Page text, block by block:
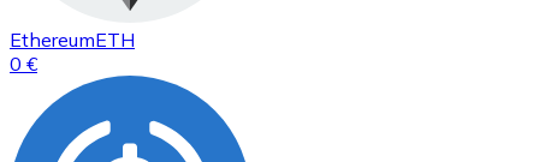
EthereumETH
0 €